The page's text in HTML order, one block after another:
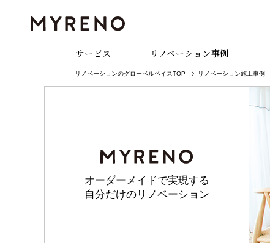
サービス リノベーション事例
リノベーションのグローベルベイスTOP リノベーション施工事例
オーダーメイドで実現する
自分だけのリノベーション